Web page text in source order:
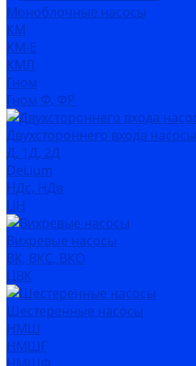
Моноблочные насосы
КМ
КМ-Е
КМЛ
Гном
Гном Ф, ФР
Двухстороннего входа насосы
Д, 1Д, 2Д
DeLium
НДс, НДв
ЦН
Вихревые насосы
ВК, ВКС, ВКО
ЦВК
Шестеренные насосы
НМШ
НМШГ